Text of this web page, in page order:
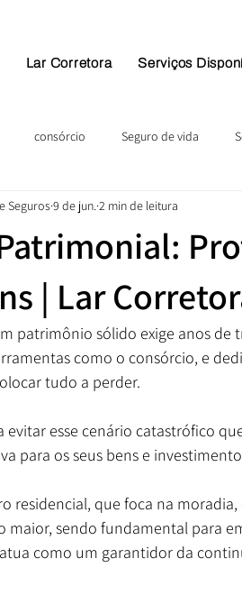
Lar Corretora Serviços
consórcio Seguro de vida
| Lar
Seguros9 de jun. 2 min de leitura
patrimônio sólido exige anos
como o consórcio, e
tudo a perder.
evitar esse cenário catastrófico
para os seus bens e
residencial, que foca na
maior, sendo fundamental para
como um garantidor da